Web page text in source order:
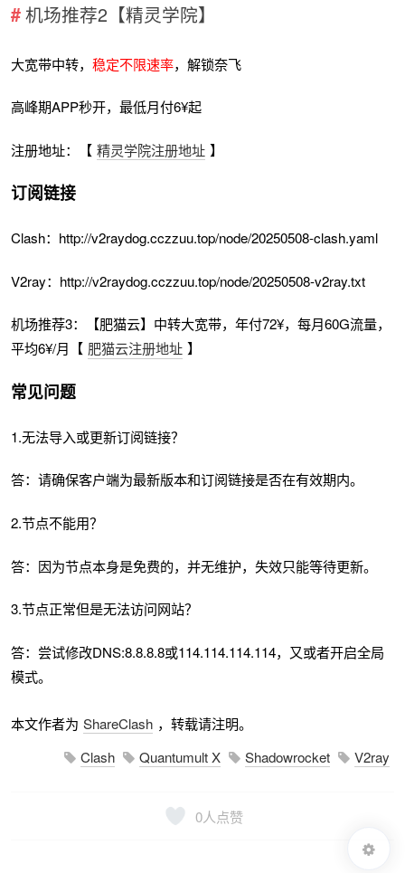
机场推荐2【精灵学院】
大宽带中转，稳定不限速率，解锁奈飞
高峰期APP秒开，最低月付6¥起
注册地址：【 精灵学院注册地址 】
订阅链接
Clash：http://v2raydog.cczzuu.top/node/20250508-clash.yaml
V2ray：http://v2raydog.cczzuu.top/node/20250508-v2ray.txt
机场推荐3：【肥猫云】中转大宽带，年付72¥，每月60G流量，
平均6¥/月【 肥猫云注册地址 】
常见问题
1.无法导入或更新订阅链接？
答：请确保客户端为最新版本和订阅链接是否在有效期内。
2.节点不能用？
答：因为节点本身是免费的，并无维护，失效只能等待更新。
3.节点正常但是无法访问网站？
答：尝试修改DNS:8.8.8.8或114.114.114.114，又或者开启全局
模式。
本文作者为 ShareClash ，转载请注明。
Clash
Quantumult X Shadowrocket V2ray
0人点赞